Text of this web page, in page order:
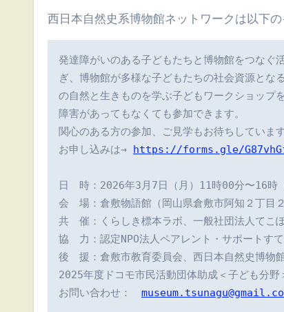
西日本自然史系博物館ネットワークは以下の
発達障がいのある子どもたちと博物館をつなぐ
ぎ、博物館が多様な子どもたちの社会資源とな
の自然と生きものを学ぶ子どもワークショップ
障害があってもなくても参加できます。
関心のある方の参加、ご見学もお待ちしています
お申し込みは→ https://forms.gle/
日　時：2026年3月7日（月）11時00分〜16時
会　場：倉敷物語館（岡山県倉敷市阿知２丁目
共　催：くらしき標本ラボ、一般社団法人てこ
協　力：認定NPO法人ペアレント・サポートす
後　援：倉敷市教育委員会、西日本自然史博物
2025年度ドコモ市民活動団体助成＜子ども分野
お問い合わせ：